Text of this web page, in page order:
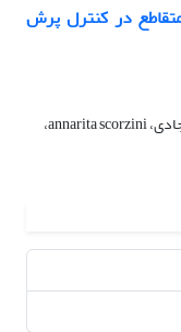
در کنترل پرش
سعید حاجی علی گل، جواد احدیان، سید محسن سجادی، annarita scorzini،